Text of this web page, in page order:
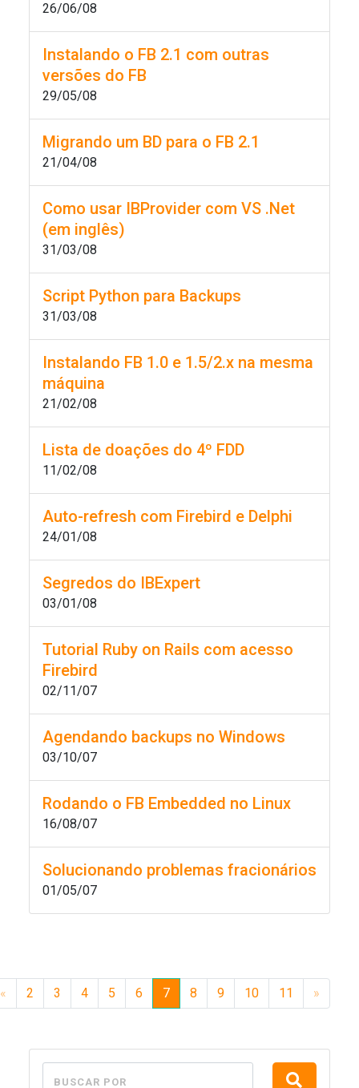
26/06/08
Instalando o FB 2.1 com outras
versões do FB
29/05/08
Migrando um BD para o FB 2.1
21/04/08
Como usar IBProvider com VS .Net
(em inglês)
31/03/08
Script Python para Backups
31/03/08
Instalando FB 1.0 e 1.5/2.x na mesma
máquina
21/02/08
Lista de doações do 4º FDD
11/02/08
Auto-refresh com Firebird e Delphi
24/01/08
Segredos do IBExpert
03/01/08
Tutorial Ruby on Rails com acesso
Firebird
02/11/07
Agendando backups no Windows
03/10/07
Rodando o FB Embedded no Linux
16/08/07
Solucionando problemas fracionários
01/05/07
« 2 3 4 5 6 7 8 9 10 11 »
BUSCAR POR